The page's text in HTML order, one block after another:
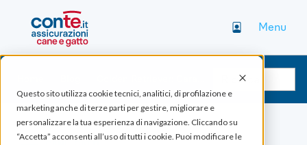
Questo sito utilizza cookie tecnici, analitici, di profilazione e
marketing anche di terze parti per gestire, migliorare e
personalizzare la tua esperienza di navigazione. Cliccando su
“Accetta” acconsenti all’uso di tutti i cookie. Puoi modificare le
Menu